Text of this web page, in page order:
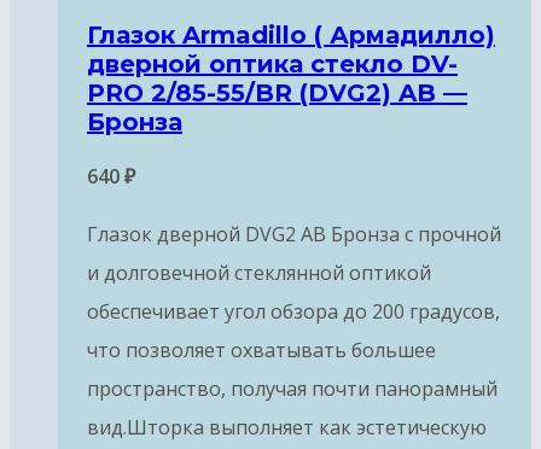
Глазок Armadillo ( Армадилло)
дверной оптика стекло DV-
PRO 2/85-55/BR (DVG2) AB —
Бронза
640₽
Глазок дверной DVG2 AB Бронза с прочной
и долговечной стеклянной оптикой
обеспечивает угол обзора до 200 градусов,
что позволяет охватывать большее
пространство, получая почти панорамный
вид.Шторка выполняет как эстетическую